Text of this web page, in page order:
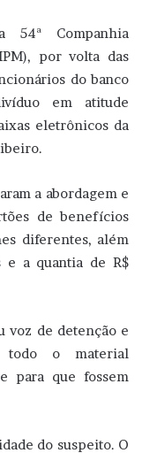
54ª Companhia
por volta das
do banco
em atitude
eletrônicos da
a abordagem e
de benefícios
diferentes, além
e a quantia de R$
voz de detenção e
todo o material
para que fossem
do suspeito. O